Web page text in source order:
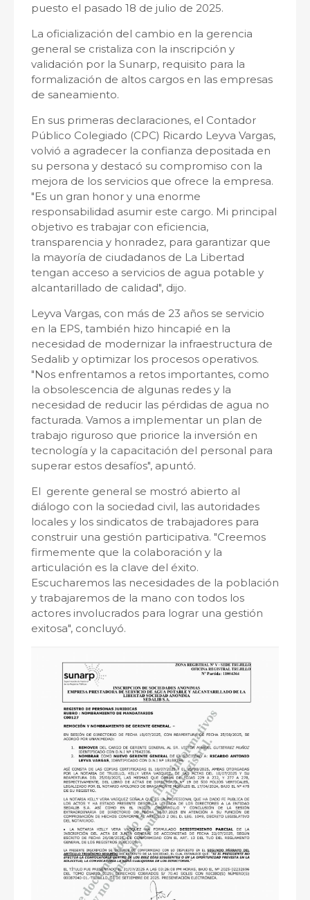
puesto el pasado 18 de julio de 2025.
La oficialización del cambio en la gerencia
general se cristaliza con la inscripción y
validación por la Sunarp, requisito para la
formalización de altos cargos en las empresas
de saneamiento.
En sus primeras declaraciones, el Contador
Público Colegiado (CPC) Ricardo Leyva Vargas,
volvió a agradecer la confianza depositada en
su persona y destacó su compromiso con la
mejora de los servicios que ofrece la empresa.
"Es un gran honor y una enorme
responsabilidad asumir este cargo. Mi principal
objetivo es trabajar con eficiencia,
transparencia y honradez, para garantizar que
la mayoría de ciudadanos de La Libertad
tengan acceso a servicios de agua potable y
alcantarillado de calidad", dijo.
Leyva Vargas, con más de 23 años se servicio
en la EPS, también hizo hincapié en la
necesidad de modernizar la infraestructura de
Sedalib y optimizar los procesos operativos.
"Nos enfrentamos a retos importantes, como
la obsolescencia de algunas redes y la
necesidad de reducir las pérdidas de agua no
facturada. Vamos a implementar un plan de
trabajo riguroso que priorice la inversión en
tecnología y la capacitación del personal para
superar estos desafíos", apuntó.
El gerente general se mostró abierto al
diálogo con la sociedad civil, las autoridades
locales y los sindicatos de trabajadores para
construir una gestión participativa. "Creemos
firmemente que la colaboración y la
articulación es la clave del éxito.
Escucharemos las necesidades de la población
y trabajaremos de la mano con todos los
actores involucrados para lograr una gestión
exitosa", concluyó.